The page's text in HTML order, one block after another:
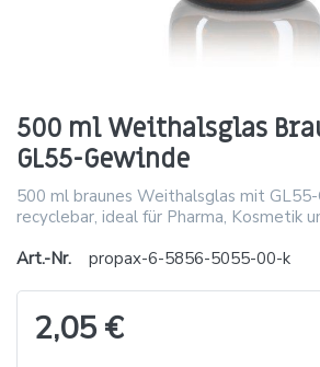
500 ml Weithalsglas
GL55-Gewinde
500 ml braunes Weithalsglas mit
recyclebar, ideal für Pharma, Kosmetik
Art.-Nr.
propax-6-5856-5055-00-k
2,05 €